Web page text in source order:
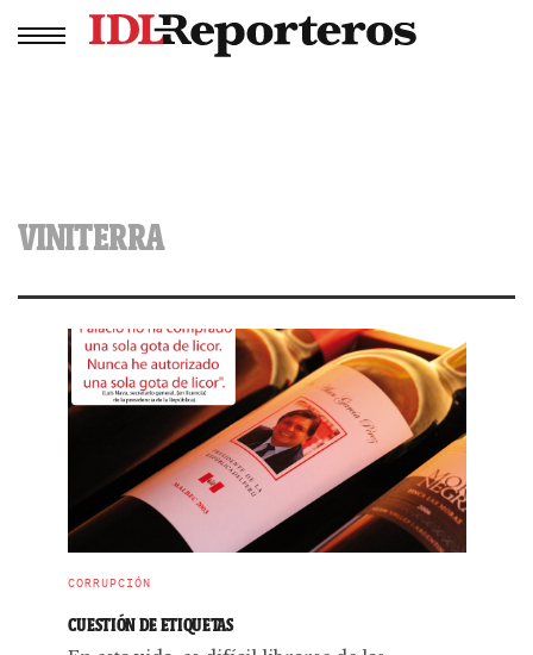
VINITERRA
CORRUPCIÓN
CUESTIÓN DE ETIQUETAS